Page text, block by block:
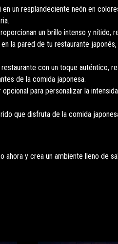
un resplandeciente neón en
un brillo intenso y nítido,
la pared de tu restaurante
con un toque auténtico,
de la comida japonesa.
para personalizar la
que disfruta de la comida
ahora y crea un ambiente lleno